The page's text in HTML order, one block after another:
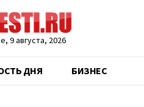
9 августа, 2026
ДНЯ БИЗНЕС